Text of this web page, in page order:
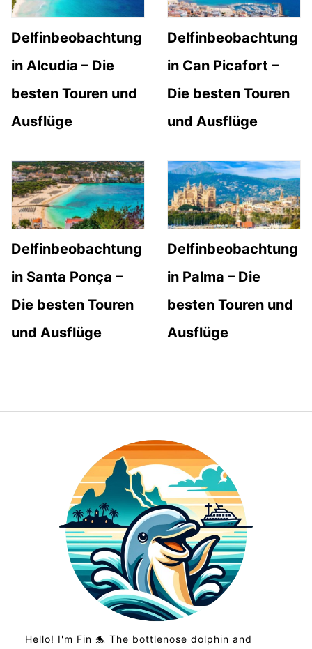
Delfinbeobachtung
in Alcudia – Die
besten Touren und
Ausflüge
Delfinbeobachtung
in Can Picafort –
Die besten Touren
und Ausflüge
Delfinbeobachtung
in Santa Ponça –
Die besten Touren
und Ausflüge
Delfinbeobachtung
in Palma – Die
besten Touren und
Ausflüge
Hello! I'm Fin 🐬 The bottlenose dolphin and